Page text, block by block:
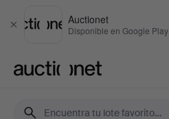
Cerrar
Auctionet
Disponible en Google Play